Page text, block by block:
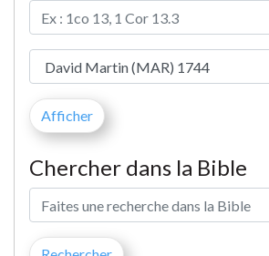
Chercher dans la Bible